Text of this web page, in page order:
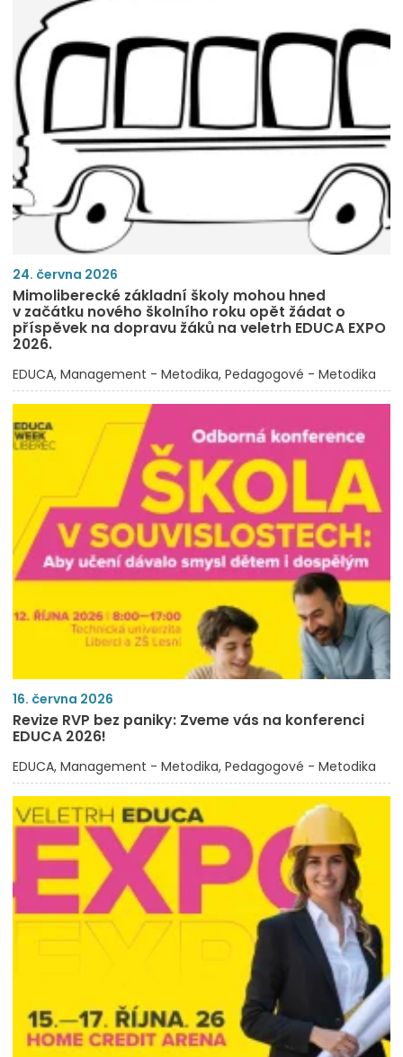
24. června 2026
Mimoliberecké základní školy mohou hned
v začátku nového školního roku opět žádat o
příspěvek na dopravu žáků na veletrh EDUCA EXPO
2026.
EDUCA Management - Metodika Pedagogové - Metodika
16. června 2026
Revize RVP bez paniky: Zveme vás na konferenci
EDUCA 2026!
EDUCA Management - Metodika Pedagogové - Metodika